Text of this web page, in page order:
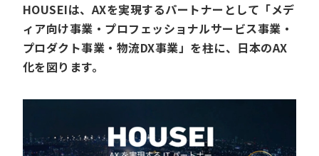
HOUSEIは、AXを実現するパートナーとして「メデ
ィア向け事業・プロフェッショナルサービス事業・
プロダクト事業・物流DX事業」を柱に、日本のAX
化を図ります。